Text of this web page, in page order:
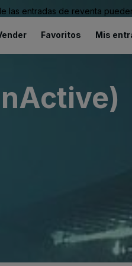
entradas de reventa
Favoritos Mis